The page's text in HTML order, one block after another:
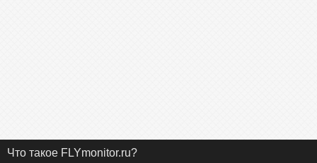
Что такое FLYmonitor.ru?